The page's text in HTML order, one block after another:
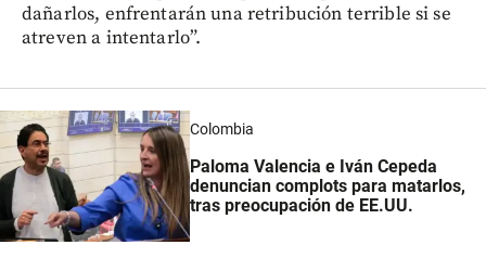
dañarlos, enfrentarán una retribución terrible si se
atreven a intentarlo”.
Colombia
Paloma Valencia e Iván Cepeda
denuncian complots para matarlos,
tras preocupación de EE.UU.